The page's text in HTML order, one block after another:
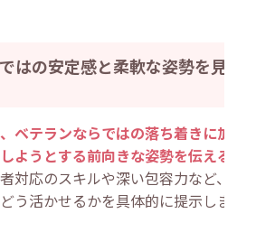
はの安定感と柔軟な姿勢を見せ
ベテランならではの落ち着きに加え、
ようとする前向きな姿勢を伝えること
対応のスキルや深い包容力など、自身
う活かせるかを具体的に提示しましょ